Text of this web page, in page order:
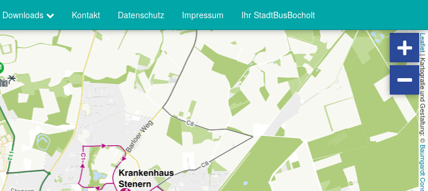
Downloads Kontakt Datenschutz Impressum Ihr StadtBusBocholt
Leaflet
|
Kartografie und Gestaltung: ©